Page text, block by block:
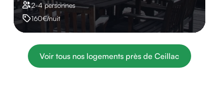
2-4 personnes
160€/nuit
Voir tous nos logements près de Ceillac